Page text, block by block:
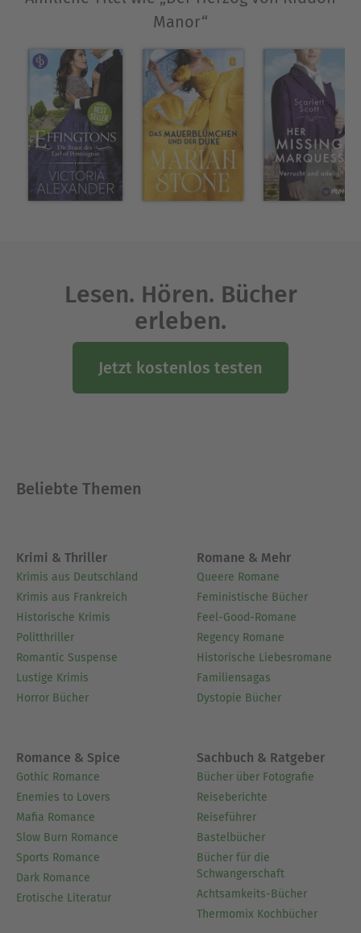
Manor“
Lesen. Hören. Bücher
erleben.
Jetzt kostenlos testen
Beliebte Themen
Krimi & Thriller
Krimis aus Deutschland
Krimis aus Frankreich
Historische Krimis
Politthriller
Romantic Suspense
Lustige Krimis
Horror Bücher
Romane & Mehr
Queere Romane
Feministische Bücher
Feel-Good-Romane
Regency Romane
Historische Liebesromane
Familiensagas
Dystopie Bücher
Romance & Spice
Gothic Romance
Enemies to Lovers
Mafia Romance
Slow Burn Romance
Sports Romance
Dark Romance
Erotische Literatur
Sachbuch & Ratgeber
Bücher über Fotografie
Reiseberichte
Reiseführer
Bastelbücher
Bücher für die
Schwangerschaft
Achtsamkeits-Bücher
Thermomix Kochbücher